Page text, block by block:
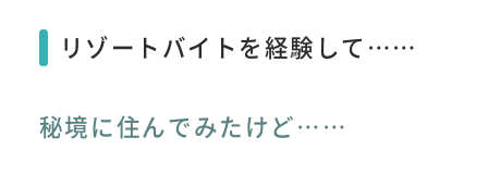
リゾートバイトを経験して……
秘境に住んでみたけど……